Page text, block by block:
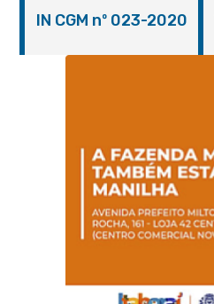
IN CGM nº 023-2020